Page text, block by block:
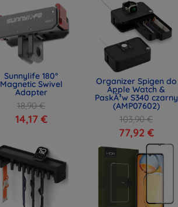
Sunnylife 180°
Magnetic Swivel
Adapter
18,90 €
14,17 €
Organizer Spigen do
Apple Watch &
PaskÃ³w S340 czarny
(AMP07602)
103,90 €
77,92 €